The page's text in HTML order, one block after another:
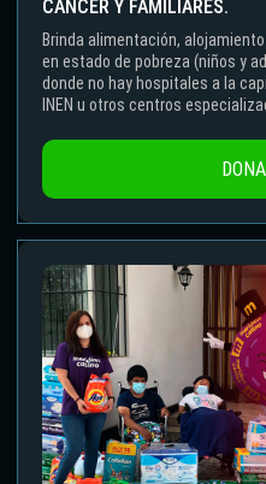
CANCER Y FAMILIARES.
Brinda alimentación,
en estado de pobreza (niños y
donde no hay hospitales a la
INEN u otros centros